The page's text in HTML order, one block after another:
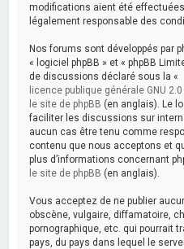
modifications aient été
légalement responsable des
Nos forums sont développés par
« logiciel phpBB » et « phpBB
de discussions déclaré sous la «
licence publique générale GNU 2.0
le site de phpBB (en anglais). Le
faciliter les discussions sur
aucun cas être tenu comme
contenu que nous acceptons et
plus d’informations concernant
le site de phpBB (en anglais).
Vous acceptez de ne publier
obscène, vulgaire, diffamatoire,
pornographique, etc. qui pourrait
pays, du pays dans lequel le